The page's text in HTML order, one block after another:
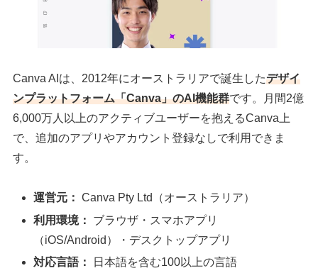
Canva AIは、2012年にオーストラリアで誕生したデザイ
ンプラットフォーム「Canva」のAI機能群です。月間2億
6,000万人以上のアクティブユーザーを抱えるCanva上
で、追加のアプリやアカウント登録なしで利用できま
す。
運営元： Canva Pty Ltd（オーストラリア）
利用環境：
ブラウザ・スマホアプリ
（iOS/Android）・デスクトップアプリ
対応言語：
日本語を含む100以上の言語